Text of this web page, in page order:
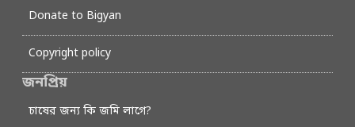
Donate to Bigyan
Copyright policy
জনপ্রিয়
চাষের জন্য কি জমি লাগে?